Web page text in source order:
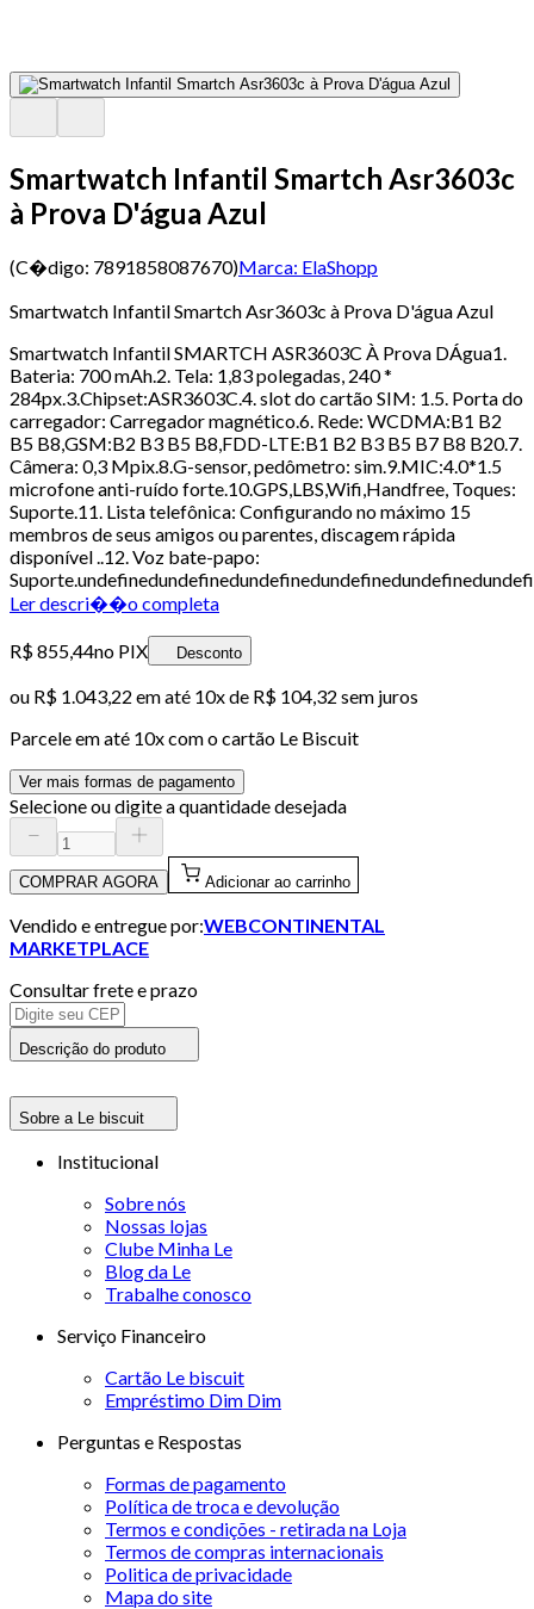
Smartwatch Infantil Smartch Asr3603c
à Prova D'água Azul
(C�digo: 7891858087670)Marca: ElaShopp
Smartwatch Infantil Smartch Asr3603c à Prova D'água Azul
Smartwatch Infantil SMARTCH ASR3603C À Prova DÁgua1.
Bateria: 700 mAh.2. Tela: 1,83 polegadas, 240 *
284px.3.Chipset:ASR3603C.4. slot do cartão SIM: 1.5. Porta do
carregador: Carregador magnético.6. Rede: WCDMA:B1 B2
B5 B8,GSM:B2 B3 B5 B8,FDD-LTE:B1 B2 B3 B5 B7 B8 B20.7.
Câmera: 0,3 Mpix.8.G-sensor, pedômetro: sim.9.MIC:4.0*1.5
microfone anti-ruído forte.10.GPS,LBS,Wifi,Handfree, Toques:
Suporte.11. Lista telefônica: Configurando no máximo 15
membros de seus amigos ou parentes, discagem rápida
disponível ..12. Voz bate-papo:
Ler descri��o completa
R$ 855,44no PIX Desconto
ou R$ 1.043,22 em até 10x de R$ 104,32 sem juros
Parcele em até 10x com o cartão Le Biscuit
Ver mais formas de pagamento
Selecione ou digite a quantidade desejada
COMPRAR AGORA Adicionar ao carrinho
Vendido e entregue por:WEBCONTINENTAL
MARKETPLACE
Consultar frete e prazo
Descrição do produto
Sobre a Le biscuit
Institucional
Sobre nós
Nossas lojas
Clube Minha Le
Blog da Le
Trabalhe conosco
Serviço Financeiro
Cartão Le biscuit
Empréstimo Dim Dim
Perguntas e Respostas
Formas de pagamento
Política de troca e devolução
Termos e condições - retirada na Loja
Termos de compras internacionais
Politica de privacidade
Mapa do site